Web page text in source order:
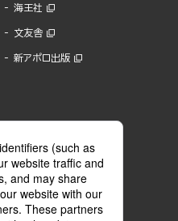
海王社
文友舎
新アポロ出版